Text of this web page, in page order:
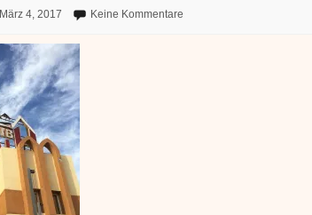
März 4, 2017 Keine Kommentare